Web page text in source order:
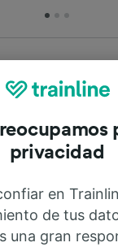
de
de autobús,
como de
vayas, tu viaje
billetes de más
y autobús.
privacidad
en
de tus
una gran